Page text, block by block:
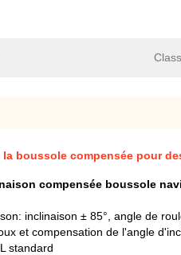
boussole compensée pour
compensée boussole
inclinaison ± 85°, angle de
et compensation de l'angle
standard